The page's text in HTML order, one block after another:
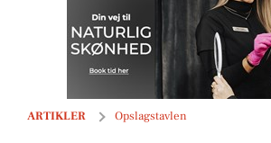
ARTIKLER Opslagstavlen
Fri BikeShop Vejle præsenterer ny